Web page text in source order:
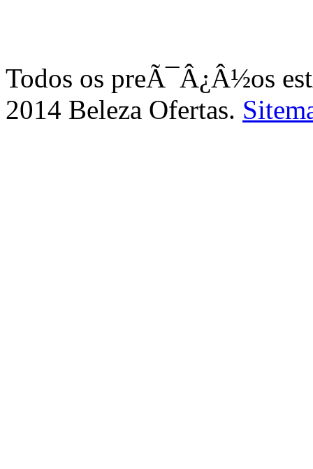
Todos os preÃ¯Â¿Â½os
2014 Beleza Ofertas.